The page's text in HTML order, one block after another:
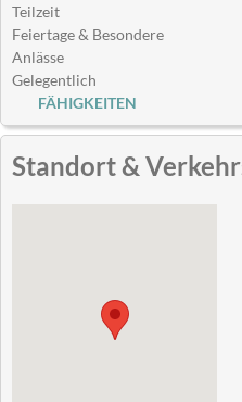
Teilzeit
Feiertage & Besondere
Anlässe
Gelegentlich
FÄHIGKEITEN
Standort &